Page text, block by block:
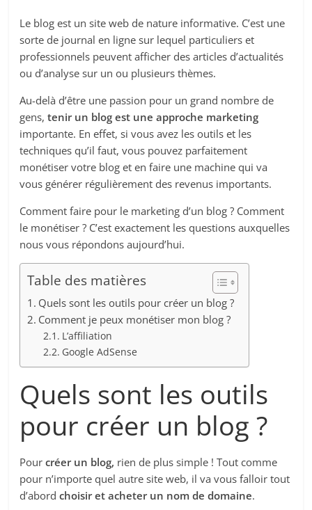
Le blog est un site web de nature informative. C’est une
sorte de journal en ligne sur lequel particuliers et
professionnels peuvent afficher des articles d’actualités
ou d’analyse sur un ou plusieurs thèmes.
Au-delà d’être une passion pour un grand nombre de
gens, tenir un blog est une approche marketing
importante. En effet, si vous avez les outils et les
techniques qu’il faut, vous pouvez parfaitement
monétiser votre blog et en faire une machine qui va
vous générer régulièrement des revenus importants.
Comment faire pour le marketing d’un blog ? Comment
le monétiser ? C’est exactement les questions auxquelles
nous vous répondons aujourd’hui.
Table des matières
Quels sont les outils pour créer un blog ?
Comment je peux monétiser mon blog ?
L’affiliation
Google AdSense
Quels sont les outils
pour créer un blog ?
Pour créer un blog, rien de plus simple ! Tout comme
pour n’importe quel autre site web, il va vous falloir tout
d’abordchoisir et acheter un nom de domaine.